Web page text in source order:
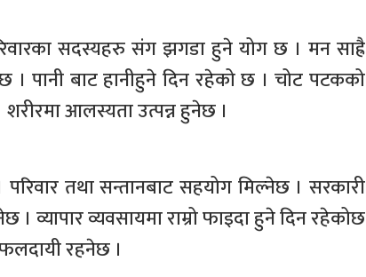
सदस्यहरु संग झगडा हुने योग छ । मन साह्रै
पानी बाट हानीहुने दिन रहेको छ । चोट पटकको
आलस्यता उत्पन्न हुनेछ ।
तथा सन्तानबाट सहयोग मिल्नेछ । सरकारी
व्यापार व्यवसायमा राम्रो फाइदा हुने दिन रहेकोछ
रहनेछ ।